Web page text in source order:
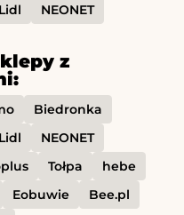
Lidl
NEONET
z
Biedronka
Lidl
NEONET
Tołpa
hebe
Eobuwie
Bee.pl